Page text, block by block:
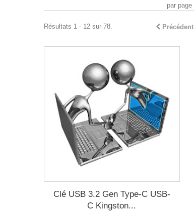
par page
Précédent
Résultats 1 - 12 sur 78.
Clé USB 3.2 Gen Type-C USB-
C Kingston...